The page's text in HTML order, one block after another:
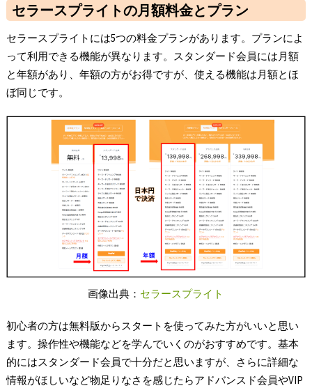
セラースプライトの月額料金とプラン
セラースプライトには5つの料金プランがあります。プランによ
って利用できる機能が異なります。スタンダード会員には月額
と年額があり、年額の方がお得ですが、使える機能は月額とほ
ぼ同じです。
画像出典： セラースプライト
初心者の方は無料版からスタートを使ってみた方がいいと思い
ます。操作性や機能などを学んでいくのがおすすめです。基本
的にはスタンダード会員で十分だと思いますが、さらに詳細な
情報がほしいなど物足りなさを感じたらアドバンスド会員やVIP